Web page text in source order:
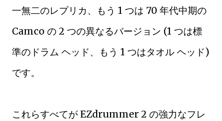
一無二のレプリカ、もう 1 つは 70 年代中期の
Camco の 2 つの異なるバージョン (1 つは標
準のドラム ヘッド、もう 1 つはタオル ヘッド)
です。
これらすべてが EZdrummer 2 の強力なフレ